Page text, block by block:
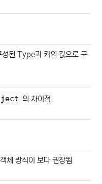
된 Type과 키의 값으로 구
의 차이점
체 방식이 보다 권장됨